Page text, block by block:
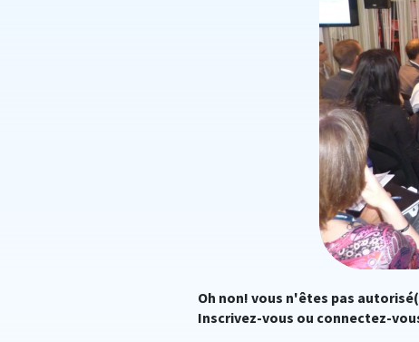
Oh non! vous n'êtes pas
Inscrivez-vous ou connectez-